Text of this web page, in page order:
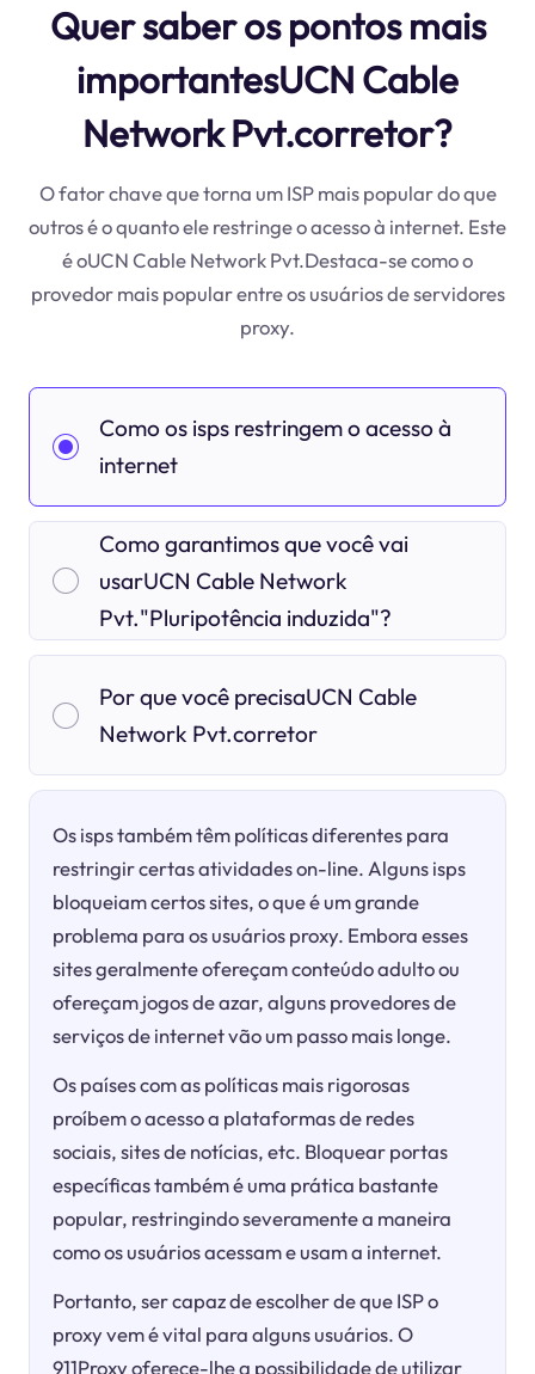
Quer saber os pontos mais
importantesUCN Cable
Network Pvt.corretor?
O fator chave que torna um ISP mais popular do que
outros é o quanto ele restringe o acesso à internet. Este
é oUCN Cable Network Pvt.Destaca-se como o
provedor mais popular entre os usuários de servidores
proxy.
Como os isps restringem o acesso à
internet
Como garantimos que você vai
usarUCN Cable Network
Pvt."Pluripotência induzida"?
Por que você precisaUCN Cable
Network Pvt.corretor
Os isps também têm políticas diferentes para
restringir certas atividades on-line. Alguns isps
bloqueiam certos sites, o que é um grande
problema para os usuários proxy. Embora esses
sites geralmente ofereçam conteúdo adulto ou
ofereçam jogos de azar, alguns provedores de
serviços de internet vão um passo mais longe.
Os países com as políticas mais rigorosas
proíbem o acesso a plataformas de redes
sociais, sites de notícias, etc. Bloquear portas
específicas também é uma prática bastante
popular, restringindo severamente a maneira
como os usuários acessam e usam a internet.
Portanto, ser capaz de escolher de que ISP o
proxy vem é vital para alguns usuários. O
911Proxy oferece-lhe a possibilidade de utilizar